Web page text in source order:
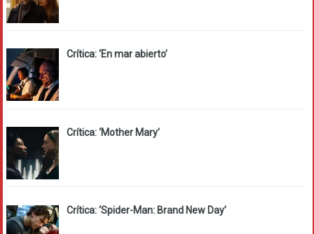
Crítica: ‘En mar abierto’
Crítica: ‘Mother Mary’
Crítica: ‘Spider-Man: Brand New Day’